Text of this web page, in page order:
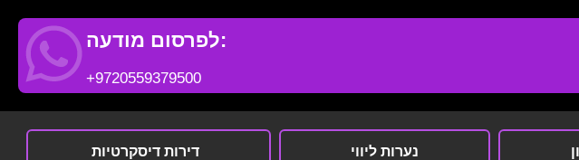
לפרסום מודעה:
+9720559379500
דירות דיסקרטיות נערות ליווי